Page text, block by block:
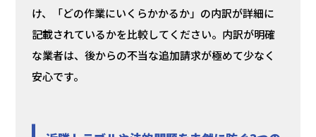
け、「どの作業にいくらかかるか」の内訳が詳細に
記載されているかを比較してください。内訳が明確
な業者は、後からの不当な追加請求が極めて少なく
安心です。